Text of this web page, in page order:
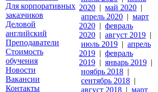
Для корпоративных
заказчиков
Деловой
английский
Преподаватели
Стоимость
обучения
Новости
Вакансии
Контакты
2020 | май 2020 |
апрель 2020 | март
2020 | февраль
2020 | август 2019 |
июль 2019 | апрель
2019 | февраль
2019 | январь 2019 |
ноябрь 2018 |
сентябрь 2018 |
август 2018 | март